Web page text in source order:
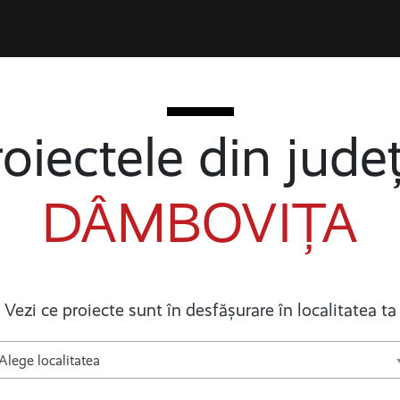
din
DÂMBOVIȚA
Vezi ce proiecte sunt în desfășurare în localitatea ta
localitatea